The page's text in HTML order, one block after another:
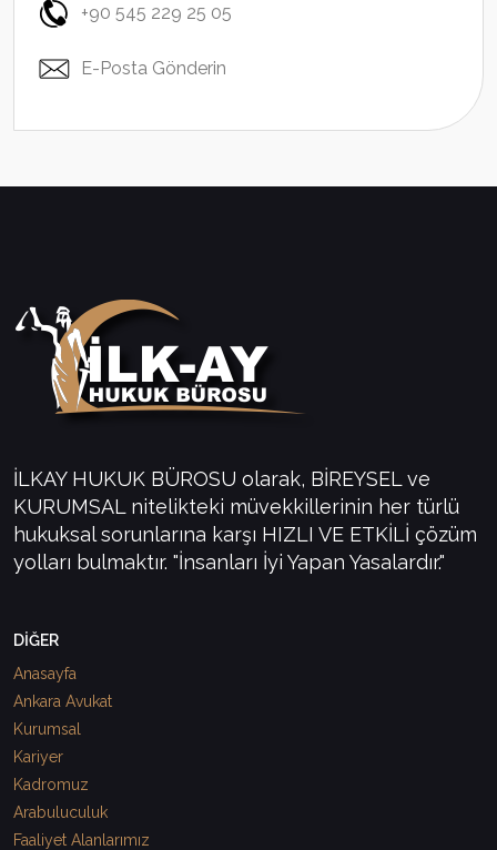
+90 545 229 25 05
E-Posta Gönderin
İLKAY HUKUK BÜROSU olarak, BİREYSEL ve
KURUMSAL nitelikteki müvekkillerinin her türlü
hukuksal sorunlarına karşı HIZLI VE ETKİLİ çözüm
yolları bulmaktır. "İnsanları İyi Yapan Yasalardır."
DİĞER
Anasayfa
Ankara Avukat
Kurumsal
Kariyer
Kadromuz
Arabuluculuk
Faaliyet Alanlarımız